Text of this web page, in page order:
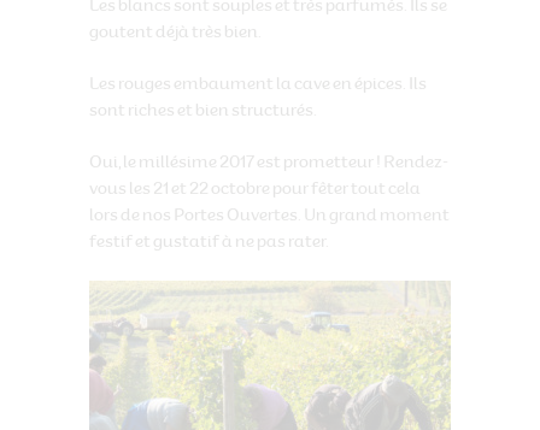
Les blancs sont souples et très parfumés. Ils se
goutent déjà très bien.
Les rouges embaument la cave en épices. Ils
sont riches et bien structurés.
Oui, le millésime 2017 est prometteur ! Rendez-
vous les 21 et 22 octobre pour fêter tout cela
lors de nos Portes Ouvertes. Un grand moment
festif et gustatif à ne pas rater.